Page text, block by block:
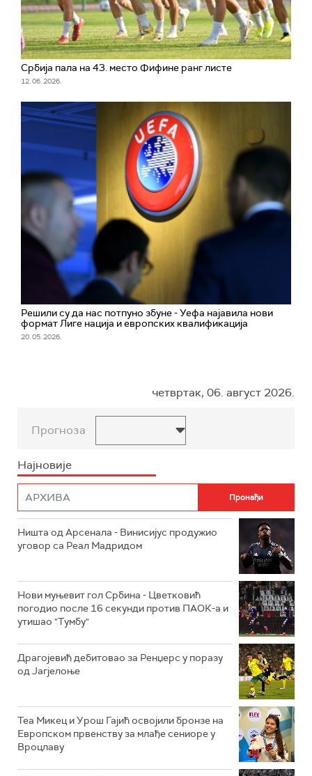
Србија пала на 43. место Фифине ранг листе
12. 06. 2026.
Решили су да нас потпуно збуне - Уефа најавила нови
формат Лиге нација и европских квалификација
20. 05. 2026.
четвртак, 06. август 2026.
Прогноза
Најновије
Ништа од Арсенала - Винисијус продужио
уговор са Реал Мадридом
Нови муњевит гол Србина - Цветковић
погодио после 16 секунди против ПАОК-а и
утишао "Тумбу"
Драгојевић дебитовао за Ренџерс у поразу
од Јагјелоње
Теа Микец и Урош Гајић освојили бронзе на
Европском првенству за млађе сениоре у
Вроцлаву